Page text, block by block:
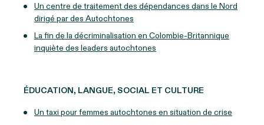
Un centre de traitement des dépendances dans le Nord
dirigé par des Autochtones
La fin de la décriminalisation en Colombie-Britannique
inquiète des leaders autochtones
ÉDUCATION, LANGUE, SOCIAL ET CULTURE
Un taxi pour femmes autochtones en situation de crise